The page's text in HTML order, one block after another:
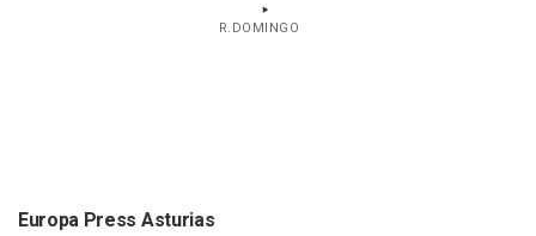
R.DOMINGO
Europa Press Asturias